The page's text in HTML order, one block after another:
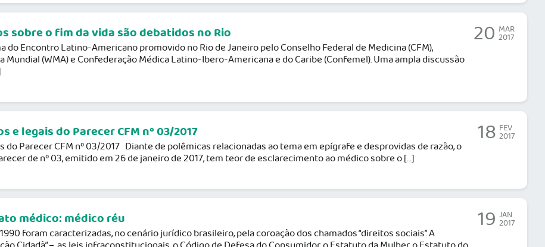
sobre o fim da vida são debatidos no Rio
Encontro Latino-Americano promovido no Rio de Janeiro pelo Conselho Federal de Medicina (CFM),
Mundial (WMA) e Confederação Médica Latino-Ibero-Americana e do Caribe (Confemel). Uma ampla discussão
20 MAR
2017
e legais do Parecer CFM nº 03/2017
do Parecer CFM nº 03/2017 Diante de polêmicas relacionadas ao tema em epígrafe e desprovidas de razão, o
de nº 03, emitido em 26 de janeiro de 2017, tem teor de esclarecimento ao médico sobre o […]
18 FEV
2017
médico: médico réu
foram caracterizadas, no cenário jurídico brasileiro, pela coroação dos chamados “direitos sociais”. A
19 JAN
2017